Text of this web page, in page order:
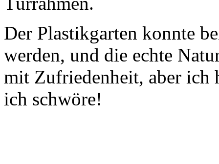
Der Plastikgarten konnte
werden, und die echte
mit Zufriedenheit, aber ich
ich schwöre!